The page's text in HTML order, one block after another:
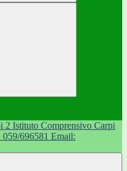
Istituto Comprensivo Carpi
059/696581 Email: